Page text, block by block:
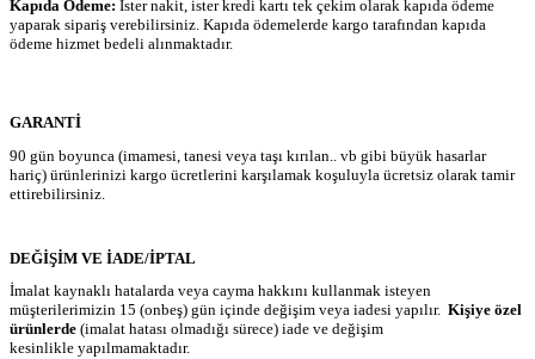
Kapıda Ödeme: İster nakit, ister kredi kartı tek çekim olarak kapıda ödeme
yaparak sipariş verebilirsiniz. Kapıda ödemelerde kargo tarafından kapıda
ödeme hizmet bedeli alınmaktadır.
GARANTİ
90 gün boyunca (imamesi, tanesi veya taşı kırılan.. vb gibi büyük hasarlar
hariç) ürünlerinizi kargo ücretlerini karşılamak koşuluyla ücretsiz olarak tamir
ettirebilirsiniz.
DEĞİŞİM VE İADE/İPTAL
İmalat kaynaklı hatalarda veya cayma hakkını kullanmak isteyen
müşterilerimizin 15 (onbeş) gün içinde değişim veya iadesi yapılır. Kişiye özel
ürünlerde (imalat hatası olmadığı sürece) iade ve değişim
kesinlikle yapılmamaktadır.